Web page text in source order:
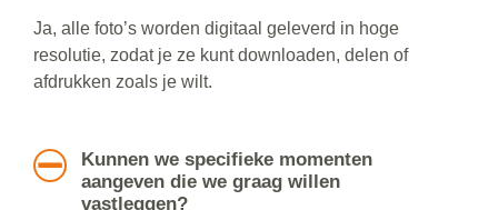
Ja, alle foto’s worden digitaal geleverd in hoge
resolutie, zodat je ze kunt downloaden, delen of
afdrukken zoals je wilt.
Kunnen we specifieke momenten
aangeven die we graag willen
vastleggen?